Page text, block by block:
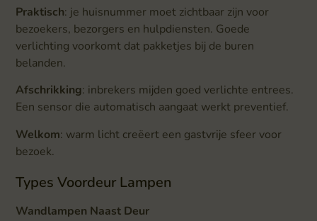
Praktisch: je huisnummer moet zichtbaar zijn voor
bezoekers, bezorgers en hulpdiensten. Goede
verlichting voorkomt dat pakketjes bij de buren
belanden.
Afschrikking: inbrekers mijden goed verlichte entrees.
Een sensor die automatisch aangaat werkt preventief.
Welkom: warm licht creëert een gastvrije sfeer voor
bezoek.
Types Voordeur Lampen
Wandlampen Naast Deur